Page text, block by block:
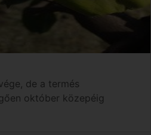
de a termés
október közepéig